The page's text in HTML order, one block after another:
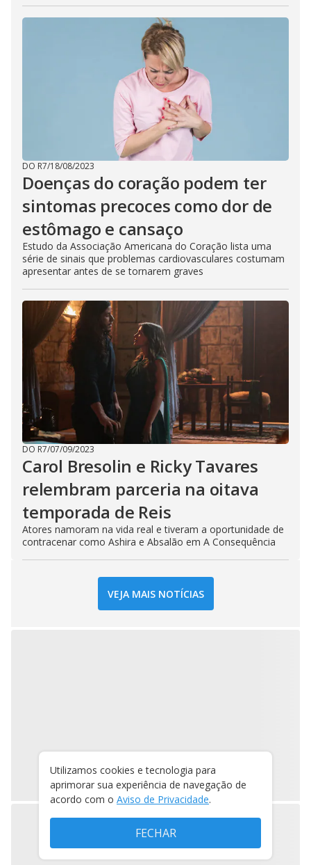
DO R7/18/08/2023
Doenças do coração podem ter
sintomas precoces como dor de
estômago e cansaço
Estudo da Associação Americana do Coração lista uma
série de sinais que problemas cardiovasculares costumam
apresentar antes de se tornarem graves
DO R7/07/09/2023
Carol Bresolin e Ricky Tavares
relembram parceria na oitava
temporada de Reis
Atores namoram na vida real e tiveram a oportunidade de
contracenar como Ashira e Absalão em A Consequência
VEJA MAIS NOTÍCIAS
Utilizamos cookies e tecnologia para
aprimorar sua experiência de navegação de
acordo com o Aviso de Privacidade.
FECHAR